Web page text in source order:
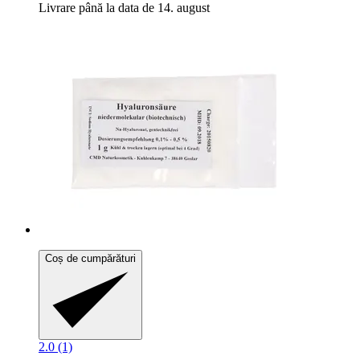
Livrare până la data de 14. august
Coș de cumpărături
2.0 (1)